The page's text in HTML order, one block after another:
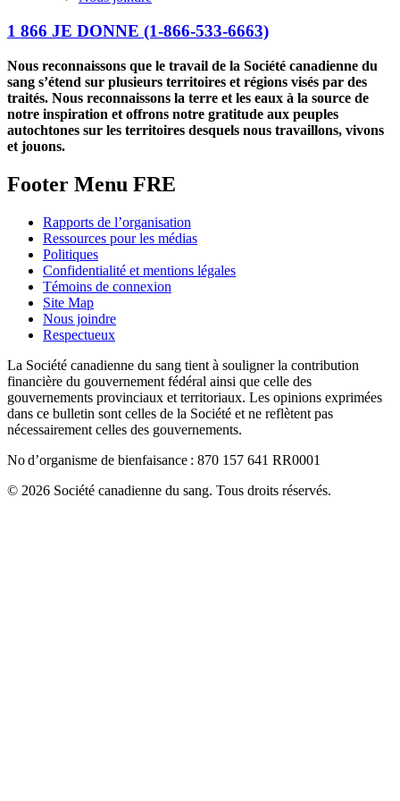
1 866 JE DONNE (1-866-533-6663)
Nous reconnaissons que le travail de la Société canadienne du
sang s’étend sur plusieurs territoires et régions visés par des
traités. Nous reconnaissons la terre et les eaux à la source de
notre inspiration et offrons notre gratitude aux peuples
autochtones sur les territoires desquels nous travaillons, vivons
et jouons.
Footer Menu FRE
Rapports de l’organisation
Ressources pour les médias
Politiques
Confidentialité et mentions légales
Témoins de connexion
Site Map
Nous joindre
Respectueux
La Société canadienne du sang tient à souligner la contribution
financière du gouvernement fédéral ainsi que celle des
gouvernements provinciaux et territoriaux. Les opinions exprimées
dans ce bulletin sont celles de la Société et ne reflètent pas
nécessairement celles des gouvernements.
No d’organisme de bienfaisance : 870 157 641 RR0001
© 2026 Société canadienne du sang. Tous droits réservés.